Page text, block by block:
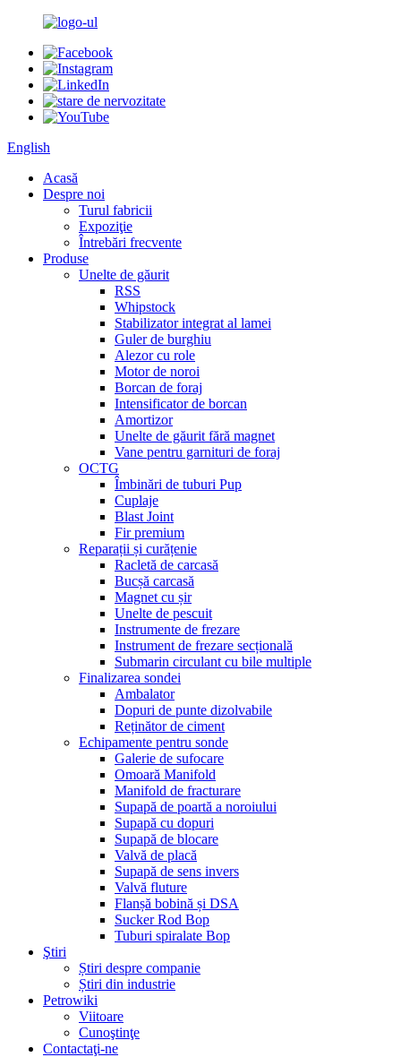
English
Acasă
Despre noi
Turul fabricii
Expoziţie
Întrebări frecvente
Produse
Unelte de găurit
RSS
Whipstock
Stabilizator integrat al lamei
Guler de burghiu
Alezor cu role
Motor de noroi
Borcan de foraj
Intensificator de borcan
Amortizor
Unelte de găurit fără magnet
Vane pentru garnituri de foraj
OCTG
Îmbinări de tuburi Pup
Cuplaje
Blast Joint
Fir premium
Reparații și curățenie
Racletă de carcasă
Bucșă carcasă
Magnet cu șir
Unelte de pescuit
Instrumente de frezare
Instrument de frezare secțională
Submarin circulant cu bile multiple
Finalizarea sondei
Ambalator
Dopuri de punte dizolvabile
Reținător de ciment
Echipamente pentru sonde
Galerie de sufocare
Omoară Manifold
Manifold de fracturare
Supapă de poartă a noroiului
Supapă cu dopuri
Supapă de blocare
Valvă de placă
Supapă de sens invers
Valvă fluture
Flanșă bobină și DSA
Sucker Rod Bop
Tuburi spiralate Bop
Ştiri
Știri despre companie
Știri din industrie
Petrowiki
Viitoare
Cunoştinţe
Contactaţi-ne